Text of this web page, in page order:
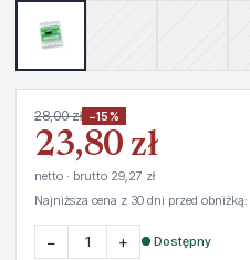
28,00 zł −15%
23,80 zł
netto · brutto 29,27 zł
Najniższa cena z 30 dni przed obniżką:
− + ● Dostępny